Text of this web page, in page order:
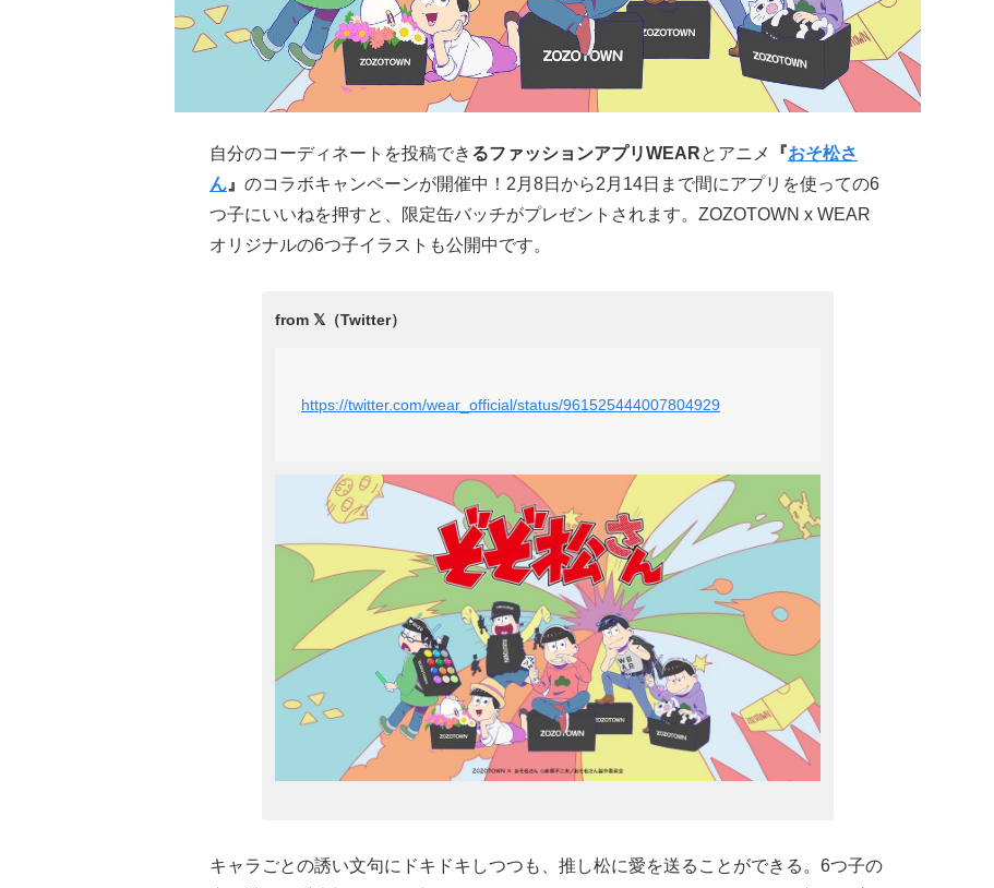
自分のコーディネートを投稿でき るファッションアプリWEARとアニメ 『おそ松さ
ん 』 のコラボキャンペーンが開催中！2月8日から2月14日まで間にアプリを使っての6
つ子にいいねを押すと、限定缶バッチがプレゼントされます。ZOZOTOWN x WEAR
オリジナルの6つ子イラストも公開中です。
https://twitter.com/wear_official/status/961525444007804929
キャラごとの誘い文句にドキドキしつつも、推し松に愛を送ることができる。6つ子の